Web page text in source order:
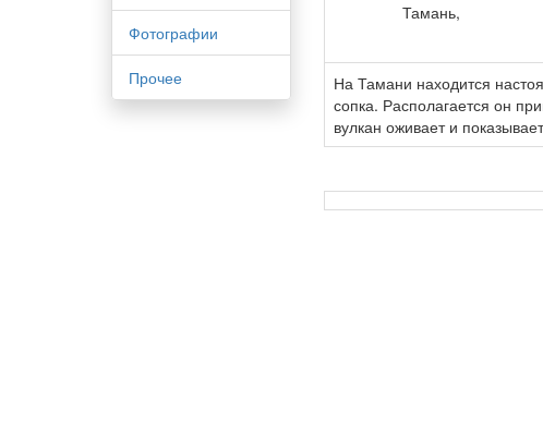
Фотографии
Прочее
Тамань,
На Тамани находится
сопка. Располагается он
вулкан оживает и